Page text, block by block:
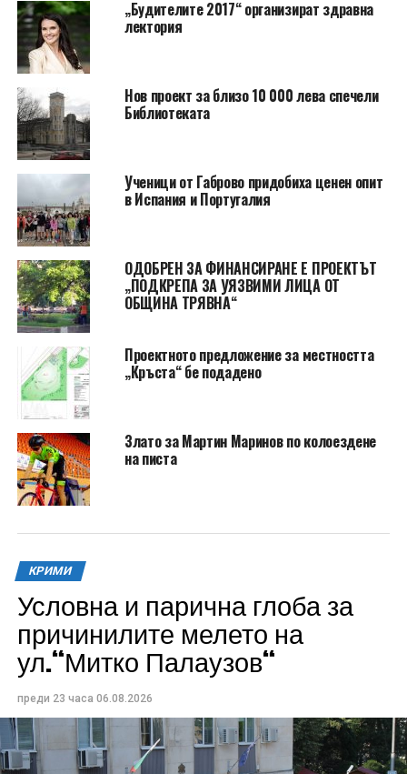
„Будителите 2017“ организират здравна
лектория
Нов проект за близо 10 000 лева спечели
Библиотеката
Ученици от Габрово придобиха ценен опит
в Испания и Португалия
ОДОБРЕН ЗА ФИНАНСИРАНЕ Е ПРОЕКТЪТ
„ПОДКРЕПА ЗА УЯЗВИМИ ЛИЦА ОТ
ОБЩИНА ТРЯВНА“
Проектното предложение за местността
„Кръста“ бе подадено
Злато за Мартин Маринов по колоездене
на писта
КРИМИ
Условна и парична глоба за
причинилите мелето на
ул.“Митко Палаузов“
преди 23 часа 06.08.2026